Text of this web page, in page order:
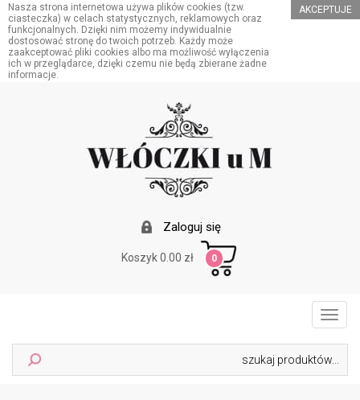
Nasza strona internetowa używa plików cookies (tzw.
ciasteczka) w celach statystycznych, reklamowych oraz
funkcjonalnych. Dzięki nim możemy indywidualnie
dostosować stronę do twoich potrzeb. Każdy może
zaakceptować pliki cookies albo ma możliwość wyłączenia
ich w przeglądarce, dzięki czemu nie będą zbierane żadne
informacje.
AKCEPTUJE
Zaloguj się
Koszyk 0.00 zł 0